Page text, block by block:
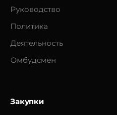
Руководство
Политика
Деятельность
Омбудсмен
Закупки